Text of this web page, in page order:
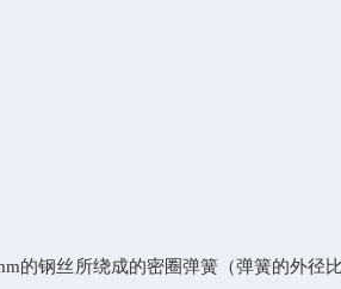
的钢丝所绕成的密圈弹簧（弹簧的外径